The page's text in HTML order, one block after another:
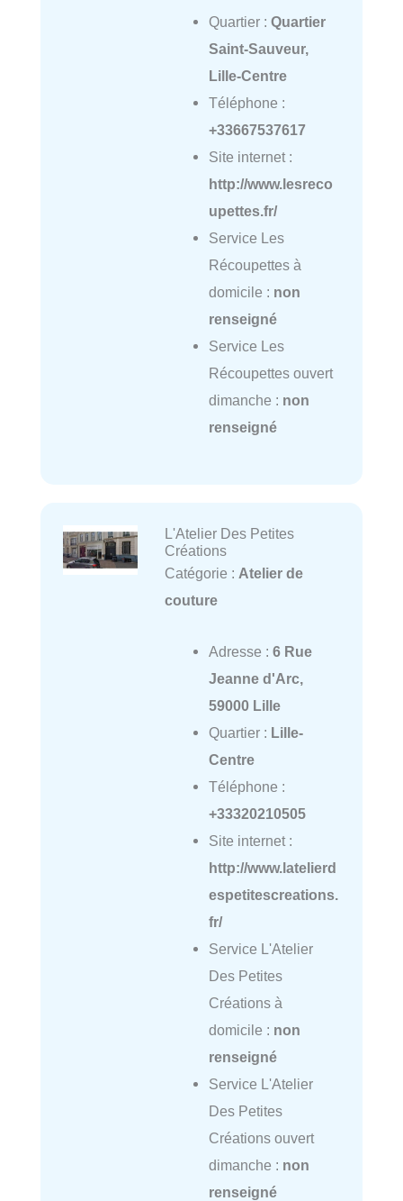
Quartier : Quartier
Saint-Sauveur,
Lille-Centre
Téléphone :
+33667537617
Site internet :
http://www.lesreco
upettes.fr/
Service Les
Récoupettes à
domicile : non
renseigné
Service Les
Récoupettes ouvert
dimanche : non
renseigné
L'Atelier Des Petites
Créations
Catégorie : Atelier de
couture
Adresse : 6 Rue
Jeanne d'Arc,
59000 Lille
Quartier : Lille-
Centre
Téléphone :
+33320210505
Site internet :
http://www.latelierd
espetitescreations.
fr/
Service L'Atelier
Des Petites
Créations à
domicile : non
renseigné
Service L'Atelier
Des Petites
Créations ouvert
dimanche : non
renseigné